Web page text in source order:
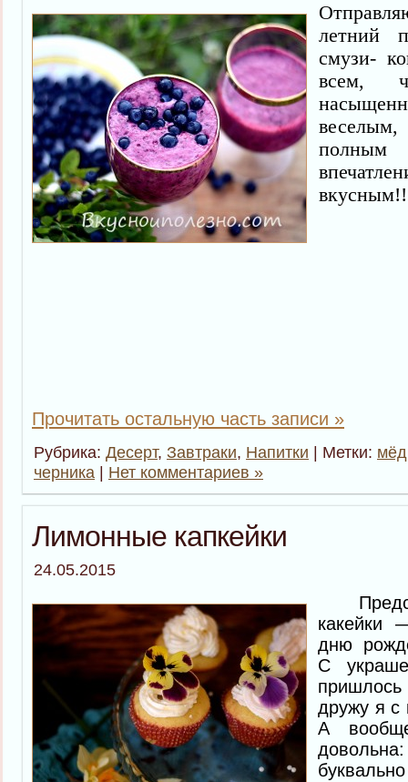
летний
смузи-
всем,
Прочитать остальную часть записи »
Рубрика: Десерт, Завтраки, Напитки | Метки: мёд
черника | Нет комментариев »
Лимонные капкейки
24.05.2015
какейки
дню
С
дружу я с
А